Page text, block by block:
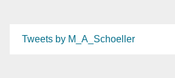
Tweets by M_A_Schoeller